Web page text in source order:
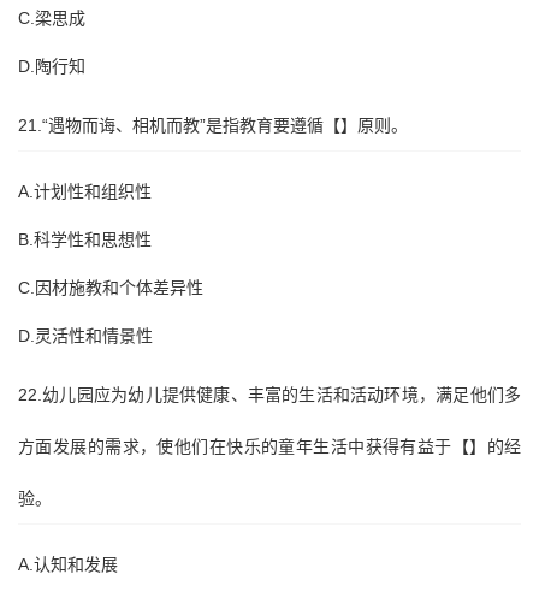
C.梁思成
D.陶行知
21.“遇物而诲、相机而教”是指教育要遵循【】原则。
A.计划性和组织性
B.科学性和思想性
C.因材施教和个体差异性
D.灵活性和情景性
22.幼儿园应为幼儿提供健康、丰富的生活和活动环境，满足他们多
方面发展的需求，使他们在快乐的童年生活中获得有益于【】的经
验。
A.认知和发展